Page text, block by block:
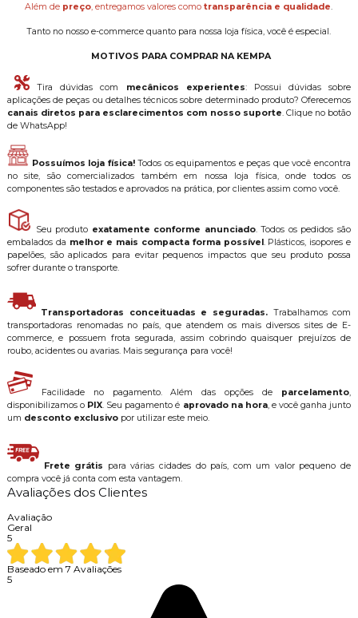
Além de preço, entregamos valores comotransparência e qualidade.
Tanto no nosso e-commerce quanto para nossa loja física, você é especial.
MOTIVOS PARA COMPRAR NA KEMPA
Tira dúvidas com mecânicos experientes: Possui dúvidas sobre
aplicações de peças ou detalhes técnicos sobre determinado produto? Oferecemos
canais diretos para esclarecimentos com nosso suporte. Clique no botão
de WhatsApp!
Possuímos loja física!Todos os equipamentos e peças que você encontra
no site, são comercializados também em nossa loja física, onde todos os
componentes são testados e aprovados na prática, por clientes assim como você.
Seu produto exatamente conforme anunciado. Todos os pedidos são
embalados da melhor e mais compacta forma possível. Plásticos, isopores e
papelões, são aplicados para evitar pequenos impactos que seu produto possa
sofrer durante o transporte.
Transportadoras conceituadas e seguradas. Trabalhamos com
transportadoras renomadas no país, que atendem os mais diversos sites de E-
commerce, e possuem frota segurada, assim cobrindo quaisquer prejuízos de
roubo, acidentes ou avarias. Mais segurança para você!
Facilidade no pagamento. Além das opções de parcelamento,
disponibilizamos o PIX. Seu pagamento é aprovado na hora, e você ganha junto
um desconto exclusivopor utilizar este meio.
Frete grátis para várias cidades do país, com um valor pequeno de
compra você já conta com esta vantagem.
Avaliações dos Clientes
Avaliação
Geral
5
Baseado em 7 Avaliações
5